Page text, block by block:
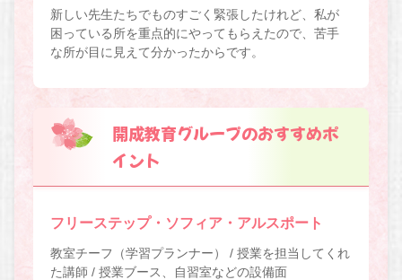
新しい先生たちでものすごく緊張したけれど、私が
困っている所を重点的にやってもらえたので、苦手
な所が目に見えて分かったからです。
開成教育グループのおすすめポ
イント
フリーステップ・ソフィア・アルスポート
教室チーフ（学習プランナー） / 授業を担当してくれ
た講師 / 授業ブース、自習室などの設備面